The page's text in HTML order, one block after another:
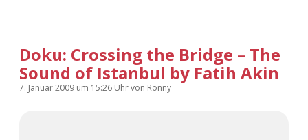
Adventskalender 2022
Adventskalender 2023
Doku: Crossing the Bridge – The
Sound of Istanbul by Fatih Akin
7. Januar 2009 um 15:26 Uhrvon Ronny